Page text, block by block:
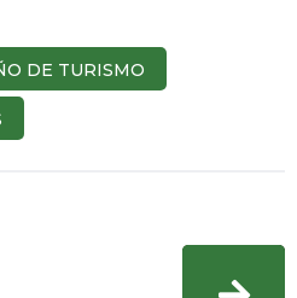
DE TURISMO